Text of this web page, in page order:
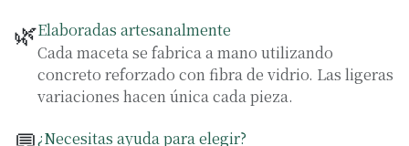
🌿Elaboradas artesanalmente
Cada maceta se fabrica a mano utilizando
concreto reforzado con fibra de vidrio. Las ligeras
variaciones hacen única cada pieza.
¿Necesitas ayuda para elegir?